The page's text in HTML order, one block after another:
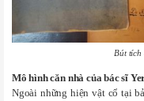
Bút tích
Mô hình căn nhà của bác sĩ
Ngoài những hiện vật cổ tại